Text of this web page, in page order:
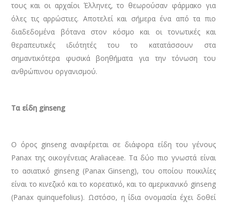
τους και οι αρχαίοι Έλληνες, το θεωρούσαν φάρμακο για
όλες τις αρρώστιες. Αποτελεί και σήμερα ένα από τα πιο
διαδεδομένα βότανα στον κόσμο και οι τονωτικές και
θεραπευτικές ιδιότητές του το κατατάσσουν στα
σημαντικότερα φυσικά βοηθήματα για την τόνωση του
ανθρώπινου οργανισμού.
Τα είδη ginseng
Ο όρος ginseng αναφέρεται σε διά­φορα είδη του γένους
Panax της οικο­γένειας Araliaceae. Τα δύο πιο γνωστά είναι
το ασιατικό ginseng (Panax Ginseng), του οποίου ποικιλίες
είναι το κινεζικό και το κορεατικό, και το αμερικανικό ginseng
(Panax quin­que­folius). Ωστόσο, η ίδια ονομασία έχει δοθεί